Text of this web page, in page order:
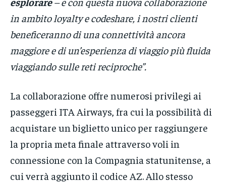
in ambito loyalty e codeshare, i nostri clienti
beneficeranno di una connettività ancora
maggiore e di un’esperienza di viaggio più fluida
viaggiando sulle reti reciproche”.
La collaborazione offre numerosi privilegi ai
passeggeri ITA Airways, fra cui la possibilità di
acquistare un biglietto unico per raggiungere
la propria meta finale attraverso voli in
connessione con la Compagnia statunitense, a
cui verrà aggiunto il codice AZ. Allo stesso